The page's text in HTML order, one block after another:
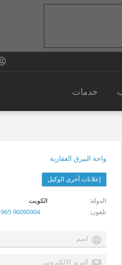
خدمات
واحة البيرق العقارية
إعلانات أخرى الوكيل
الدولة
الكويت
تلفون
96090904